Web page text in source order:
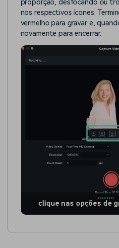
proporção, desfocando ou
nos respectivos ícones.
vermelho para gravar e,
novamente para encerrar.
clique nas opções de